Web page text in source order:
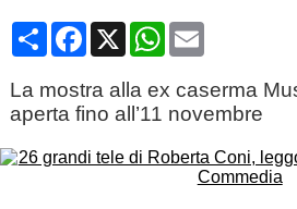
CondividiFacebook
X WhatsApp
Email
La mostra alla ex caserma
aperta fino all’11 novembre